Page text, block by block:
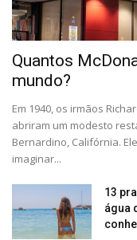
Quantos
mundo?
Em 1940, os irmãos
abriram um modesto
Bernardino, Califórnia.
imaginar...
13
água